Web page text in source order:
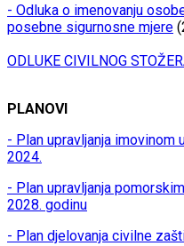
- Odluka o imenovanju
posebne sigurnosne mjere
ODLUKE CIVILNOG
PLANOVI
- Plan upravljanja imovinom
2024.
- Plan upravljanja
2028. godinu
- Plan djelovanja civilne